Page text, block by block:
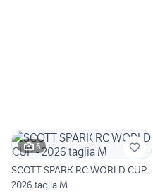
6
SCOTT SPARK RC WORLD CUP -
2026 taglia M